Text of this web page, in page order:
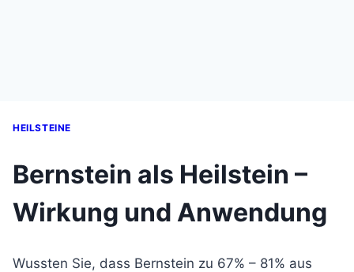
HEILSTEINE
Bernstein als Heilstein –
Wirkung und Anwendung
Wussten Sie, dass Bernstein zu 67% – 81% aus